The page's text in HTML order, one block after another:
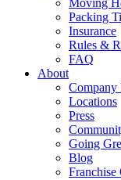
Moving
Packing
Insurance
Rules &
FAQ
About
Company
Locations
Press
Going
Blog
Franchise